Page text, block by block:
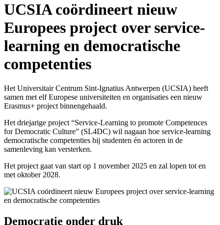
UCSIA coördineert nieuw
Europees project over service-
learning en democratische
competenties
Het Universitair Centrum Sint-Ignatius Antwerpen (UCSIA) heeft
samen met elf Europese universiteiten en organisaties een nieuw
Erasmus+ project binnengehaald.
Het driejarige project “Service-Learning to promote Competences
for Democratic Culture” (SL4DC) wil nagaan hoe service-learning
democratische competenties bij studenten én actoren in de
samenleving kan versterken.
Het project gaat van start op 1 november 2025 en zal lopen tot en
met oktober 2028.
Democratie onder druk